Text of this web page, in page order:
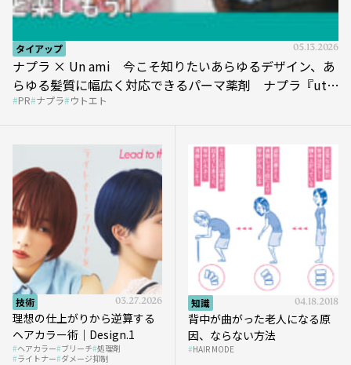
タイアップ 05.13.2026
ナプラ × Un ami 今こそ知りたいあらゆるデザイン、あ
らゆる髪質に幅広く対応できるパーマ薬剤 ナプラ『ut-
et』
PR ナプラ ウトエト
技術 03.27.2026
理想の仕上がりから逆算する
ヘアカラー術｜Design.1
ヘアカラー ブリーチ 処理剤
ライトナー ダメージ抑制
知識 04.18.2018
背中が曲がった老人になる原
因、ならない方法
HAIR MODE